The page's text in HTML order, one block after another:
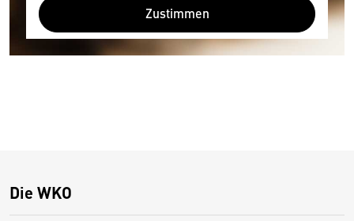
Zustimmen
Die WKO